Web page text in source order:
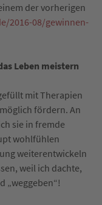
der vorherigen
2016-08/gewinnen-
Leben meistern
mit Therapien
fördern. An
sie in fremde
wohlfühlen
weiterentwickeln
weil ich dachte,
„weggeben“!